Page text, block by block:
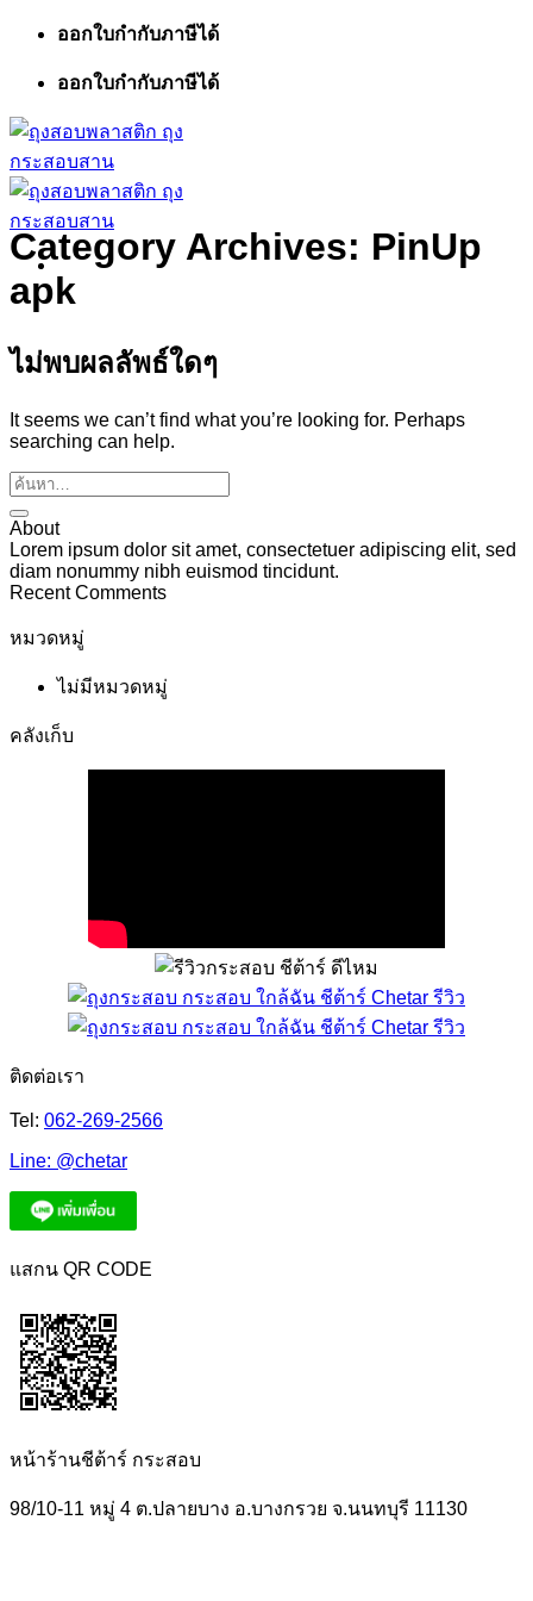
ข้าม
เนื้อหา
ออกใบกำกับภาษีได้
ออกใบกำกับภาษีได้
Category Archives: PinUp
apk
ไม่พบผลลัพธ์ใดๆ
It seems we can’t find what you’re looking for. Perhaps
searching can help.
About
Lorem ipsum dolor sit amet, consectetuer adipiscing elit, sed
diam nonummy nibh euismod tincidunt.
Recent Comments
หมวดหมู่
ไม่มีหมวดหมู่
คลังเก็บ
ติดต่อเรา
Tel: 062-269-2566
Line: @chetar
แสกน QR CODE
หน้าร้านชีต้าร์ กระสอบ
98/10-11 หมู่ 4 ต.ปลายบาง อ.บางกรวย จ.นนทบุรี 11130